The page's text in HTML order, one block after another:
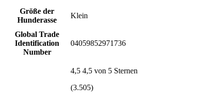
Größe der
Hunderasse
Klein
Global Trade
Identification
Number
04059852971736
4,5 4,5 von 5 Sternen
(3.505)